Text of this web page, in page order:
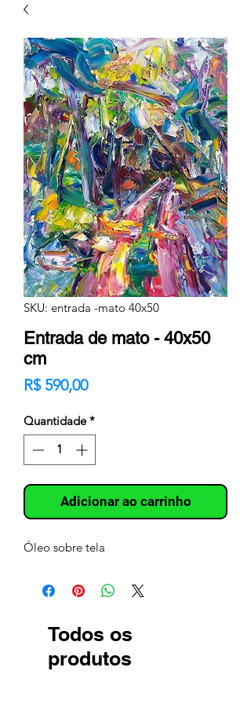
SKU: entrada -mato 40x50
Entrada de mato - 40x50
cm
R$ 590,00Preço
Quantidade *
Adicionar ao carrinho
Óleo sobre tela
Todos os
produtos